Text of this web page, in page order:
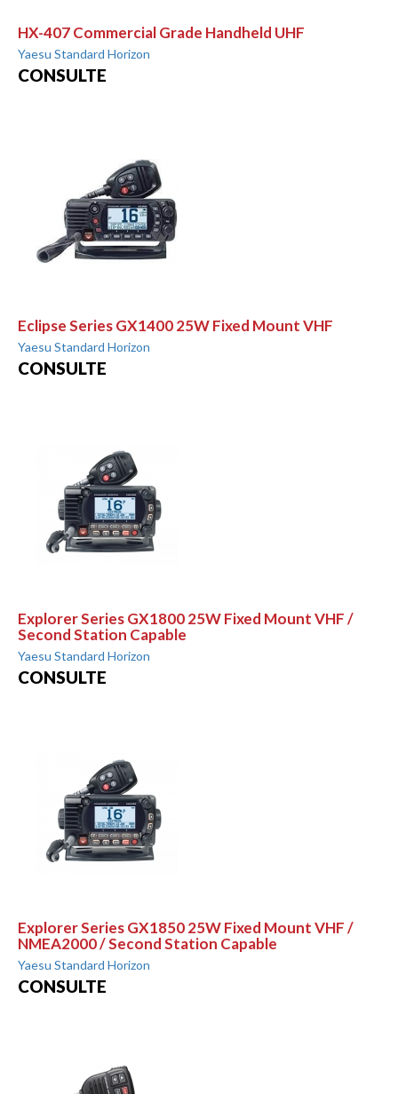
HX-407 Commercial Grade Handheld UHF
Yaesu Standard Horizon
CONSULTE
Eclipse Series GX1400 25W Fixed Mount VHF
Yaesu Standard Horizon
CONSULTE
Explorer Series GX1800 25W Fixed Mount VHF /
Second Station Capable
Yaesu Standard Horizon
CONSULTE
Explorer Series GX1850 25W Fixed Mount VHF /
NMEA2000 / Second Station Capable
Yaesu Standard Horizon
CONSULTE